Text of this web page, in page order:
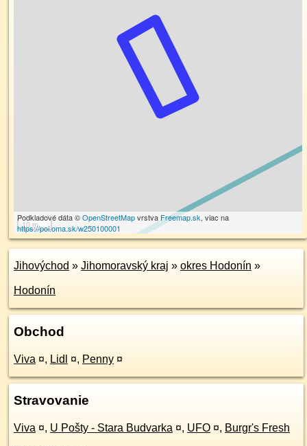
10 m
Podkladové dáta ©OpenStreetMapvrstva Freemap.sk, viac na
https://poi.oma.sk/w250100001
Jihovýchod » Jihomoravský kraj » okres Hodonín »
Hodonín
Obchod
Viva ¤, Lidl ¤, Penny ¤
Stravovanie
Viva ¤, U Pošty - Stara Budvarka ¤, UFO ¤, Burgr's Fresh